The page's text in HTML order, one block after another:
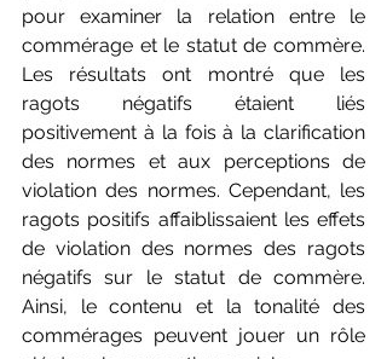
pour examiner la relation entre le
commérage et le statut de commère.
Les résultats ont montré que les
ragots négatifs étaient liés
positivement à la fois à la clarification
des normes et aux perceptions de
violation des normes. Cependant, les
ragots positifs affaiblissaient les effets
de violation des normes des ragots
négatifs sur le statut de commère.
Ainsi, le contenu et la tonalité des
commérages peuvent jouer un rôle